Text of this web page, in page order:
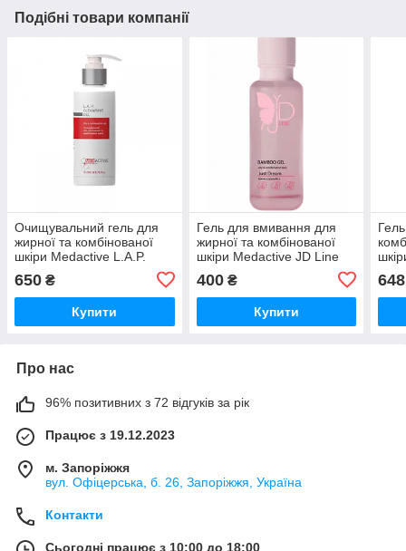
Подібні товари компанії
Очищувальний гель для
жирної та комбінованої
шкіри Medactive L.A.P.
combination skin, 200 мл
650 ₴
Купити
Гель для вмивання для
жирної та комбінованої
шкіри Medactive JD Line
400₴
Купити
648
Про нас
96% позитивних з 72 відгуків за рік
Працює з 19.12.2023
м. Запоріжжя
вул. Офіцерська, б. 26, Запоріжжя, Україна
Контакти
Сьогодні працює з 10:00 до 18:00